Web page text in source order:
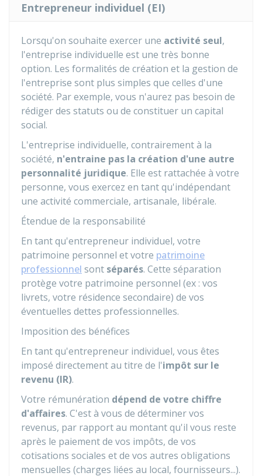
Entrepreneur individuel (EI)
Lorsqu'on souhaite exercer une activité seul,
l'entreprise individuelle est une très bonne
option. Les formalités de création et la gestion de
l'entreprise sont plus simples que celles d'une
société. Par exemple, vous n'aurez pas besoin de
rédiger des statuts ou de constituer un capital
social.
L'entreprise individuelle, contrairement à la
société, n'entraine pas la création d'une autre
personnalité juridique. Elle est rattachée à votre
personne, vous exercez en tant qu'indépendant
une activité commerciale, artisanale, libérale.
Étendue de la responsabilité
En tant qu'entrepreneur individuel, votre
patrimoine personnel et votre patrimoine
professionnel sont séparés. Cette séparation
protège votre patrimoine personnel (ex : vos
livrets, votre résidence secondaire) de vos
éventuelles dettes professionnelles.
Imposition des bénéfices
En tant qu'entrepreneur individuel, vous êtes
imposé directement au titre de l'impôt sur le
revenu (IR).
Votre rémunération dépend de votre chiffre
d'affaires. C'est à vous de déterminer vos
revenus, par rapport au montant qu'il vous reste
après le paiement de vos impôts, de vos
cotisations sociales et de vos autres obligations
mensuelles (charges liées au local, fournisseurs...).